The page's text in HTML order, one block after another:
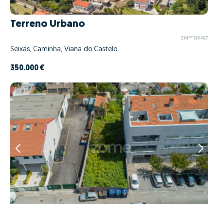
Terreno Urbano
ZMPT519487
Seixas, Caminha, Viana do Castelo
350.000 €